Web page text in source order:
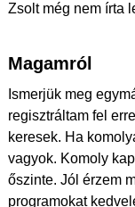
Zsolt még nem írta
Magamról
Ismerjük meg
regisztráltam fel
keresek. Ha
vagyok. Komoly
őszinte. Jól érzem
programokat